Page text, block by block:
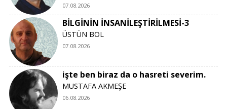
07.08.2026
BİLGİNİN İNSANİLEŞTİRİLMESİ-3
ÜSTÜN BOL
07.08.2026
işte ben biraz da o hasreti severim.
MUSTAFA AKMEŞE
06.08.2026